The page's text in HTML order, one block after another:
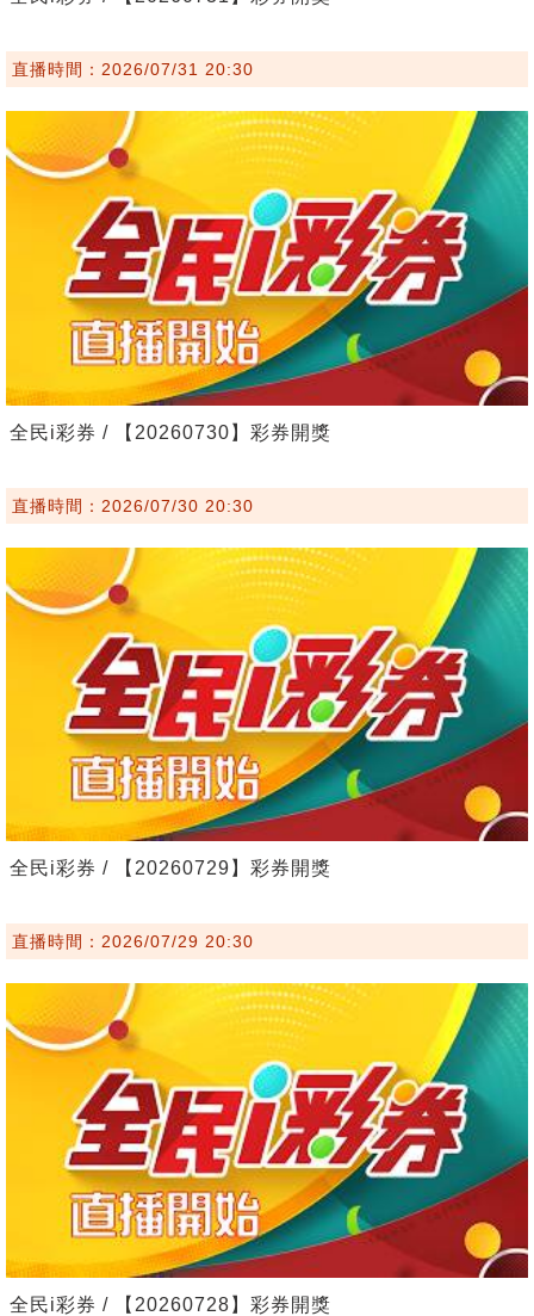
直播時間：2026/07/31 20:30
全民i彩券 / 【20260730】彩券開獎
直播時間：2026/07/30 20:30
全民i彩券 / 【20260729】彩券開獎
直播時間：2026/07/29 20:30
全民i彩券 / 【20260728】彩券開獎